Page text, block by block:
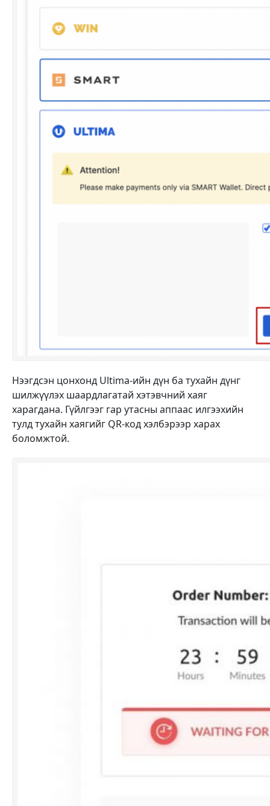
Нээгдсэн цонхонд Ultima-ийн дүн ба тухайн дүнг
шилжүүлэх шаардлагатай хэтэвчний хаяг
харагдана. Гүйлгээг гар утасны аппаас илгээхийн
тулд тухайн хаягийг QR-код хэлбэрээр харах
боломжтой.